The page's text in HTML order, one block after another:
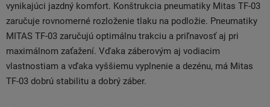
vynikajúci jazdný komfort. Konštrukcia pneumatiky Mitas TF-03
zaručuje rovnomerné rozloženie tlaku na podložie. Pneumatiky
MITAS TF-03 zaručujú optimálnu trakciu a priľnavosť aj pri
maximálnom zaťažení. Vďaka záberovým aj vodiacim
vlastnostiam a vďaka vyššiemu vyplnenie a dezénu, má Mitas
TF-03 dobrú stabilitu a dobrý záber.